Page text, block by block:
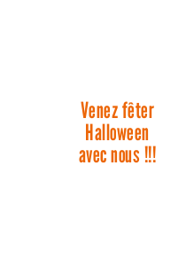
Venez fêter
Halloween
avec nous !!!